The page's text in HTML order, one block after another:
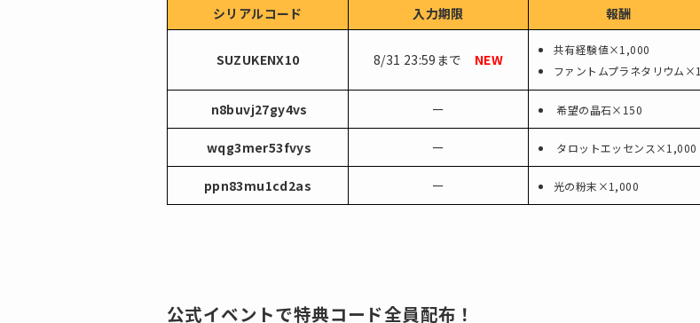
シリアルコード 入力期限 報酬
SUZUKENX10 8/31 23:59まで NEW
共有経験値×1,000
ファントムプラネタリウム×1
n8buvj27gy4vs ー 希望の晶石×150
wqg3mer53fvys ー タロットエッセンス×1,000
ppn83mu1cd2as ー 光の粉末×1,000
公式イベントで特典コード全員配布！